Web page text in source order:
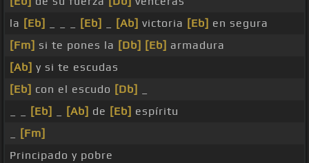
la [Eb] [Eb] [Ab] victoria [Eb] en segura
[Fm] si te pones la [Db] [Eb] armadura
[Ab] y si te escudas
[Eb] con el escudo [Db]
[Eb] [Ab] de [Eb] espíritu
[Fm]
Principado y pobre